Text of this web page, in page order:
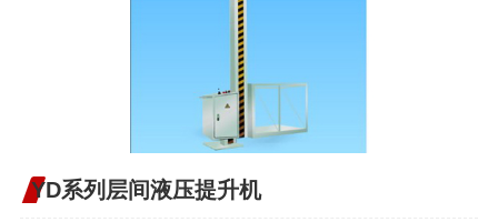
YD系列层间液压提升机